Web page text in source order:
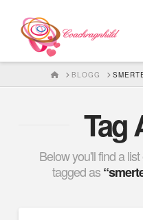
HOMEBLOGG
Tag
Below you'll find a
tagged as